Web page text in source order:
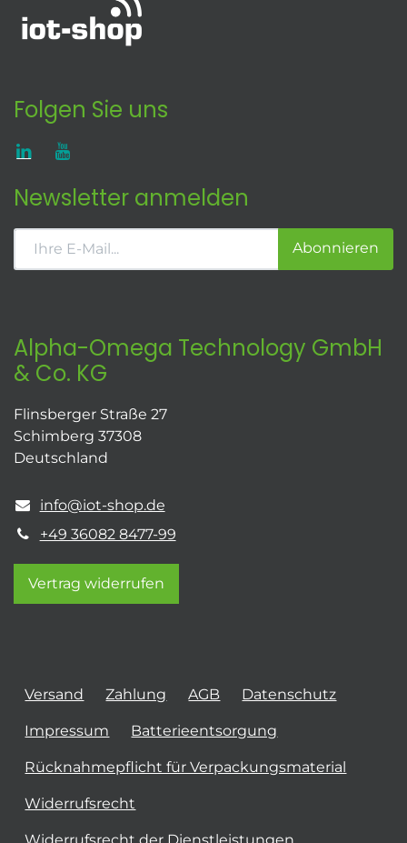
Folgen Sie uns
Newsletter anmelden
Abonnieren
Alpha-Omega Technology GmbH
& Co. KG
Flinsberger Straße 27
Schimberg 37308
Deutschland
info@iot-shop.de
+49 36082 8477-99
Vertrag widerrufen
Versand Zahlung AGB Datenschutz
Impressum Batterieentsorgung
Rücknahmepflicht für Verpackungsmaterial
Widerrufsrecht